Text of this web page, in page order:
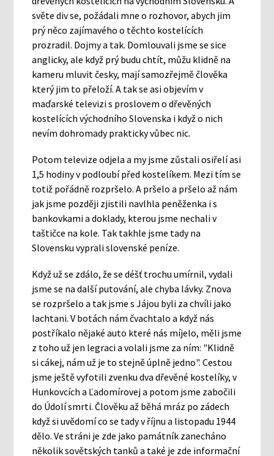
světe div se, požádali mne o rozhovor, abych jim
prý něco zajímavého o těchto kostelících
prozradil. Dojmy a tak. Domlouvali jsme se sice
anglicky, ale když prý budu chtít, můžu klidně na
kameru mluvit česky, mají samozřejmě člověka
který jim to přeloží. A tak se asi objevím v
maďarské televizi s proslovem o dřevěných
kostelících východního Slovenska i když o nich
nevím dohromady prakticky vůbec nic.
Potom televize odjela a my jsme zůstali osiřelí asi
1,5 hodiny v podloubí před kostelíkem. Mezi tím se
totiž pořádně rozpršelo. A pršelo a pršelo až nám
jak jsme později zjistili navlhla peněženka i s
bankovkami a doklady, kterou jsme nechali v
taštičce na kole. Tak takhle jsme tady na
Slovensku vyprali slovenské peníze.
Když už se zdálo, že se déšť trochu umírnil, vydali
jsme se na další putování, ale chyba lávky. Znova
se rozpršelo a tak jsme s Jájou byli za chvíli jako
lachtani. V botách nám čvachtalo a když nás
postříkalo nějaké auto které nás míjelo, měli jsme
z toho už jen legraci a volali jsme za ním: "Klidně
si cákej, nám už je to stejně úplně jedno". Cestou
jsme ještě vyfotili zvenku dva dřevěné kostelíky, v
Hunkovcích a Ľadomírovej a potom jsme zabočili
do Údolí smrti. Člověku až běhá mráz po zádech
když si uvědomí co se tady v říjnu a listopadu 1944
dělo. Ve stráni je zde jako památník zanecháno
několik sovětských tanků a také je zde informační